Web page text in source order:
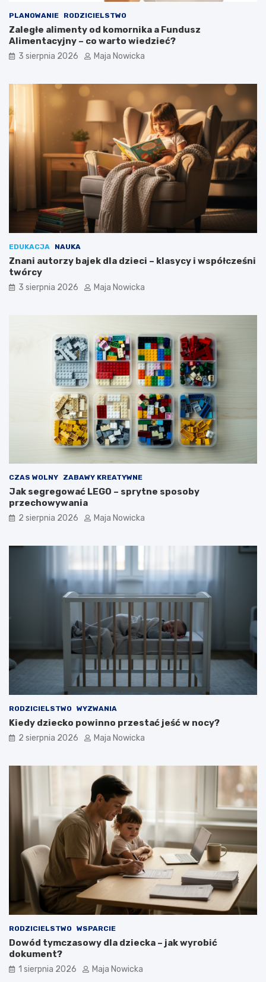
PLANOWANIE RODZICIELSTWO
Zaległe alimenty od komornika a Fundusz
Alimentacyjny – co warto wiedzieć?
3 sierpnia 2026 Maja Nowicka
EDUKACJA NAUKA
Znani autorzy bajek dla dzieci – klasycy i współcześni
twórcy
3 sierpnia 2026 Maja Nowicka
CZAS WOLNY ZABAWY KREATYWNE
Jak segregować LEGO – sprytne sposoby
przechowywania
2 sierpnia 2026 Maja Nowicka
RODZICIELSTWO WYZWANIA
Kiedy dziecko powinno przestać jeść w nocy?
2 sierpnia 2026 Maja Nowicka
RODZICIELSTWO WSPARCIE
Dowód tymczasowy dla dziecka – jak wyrobić
dokument?
1 sierpnia 2026 Maja Nowicka